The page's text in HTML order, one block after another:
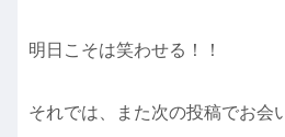
明日こそは笑わせる！！
それでは、また次の投稿でお会